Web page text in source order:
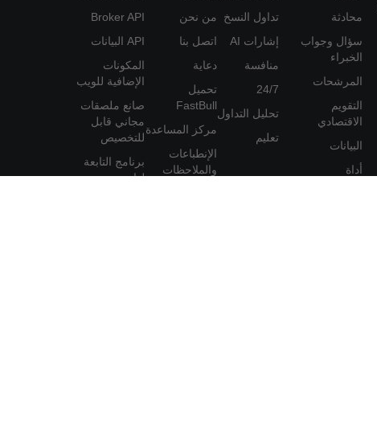
محادثة
سؤال وجواب
الخبراء
المرشحات
التقويم
الاقتصادي
البيانات
أداة
تداول النسخ
إشارات AI
منافسة
24/7
تحليل التداول
تعليم
من نحن
اتصل بنا
دعاية
تحميل
FastBull
مركز المساعدة
الإنطباعات
والملاحظات
Broker API
API البيانات
المكونات
الإضافية للويب
صانع ملصقات
مجاني قابل
للتخصيص
برنامج التابعة
لها